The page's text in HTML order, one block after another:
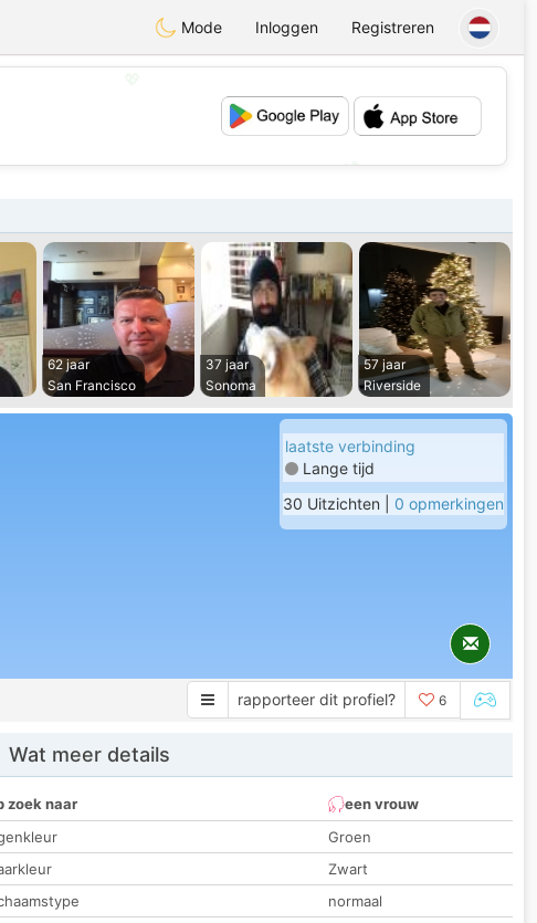
Mode Inloggen Registreren
62 jaar
San Francisco
37 jaar
Sonoma
57 jaar
Riverside
laatste verbinding
Lange tijd
30 Uitzichten | 0 opmerkingen
rapporteer dit profiel? 6
Wat meer details
zoek naar
een vrouw
Groen
Zwart
normaal